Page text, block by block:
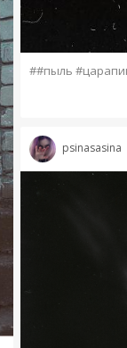
##пыль
psinasasina